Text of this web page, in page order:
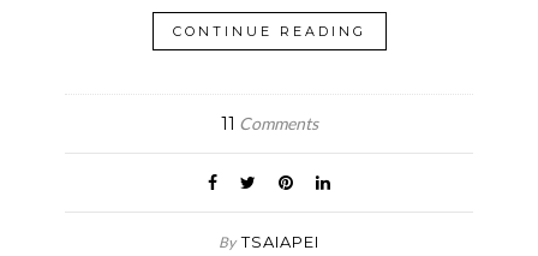
CONTINUE READING
11 Comments
By TSAIAPEI